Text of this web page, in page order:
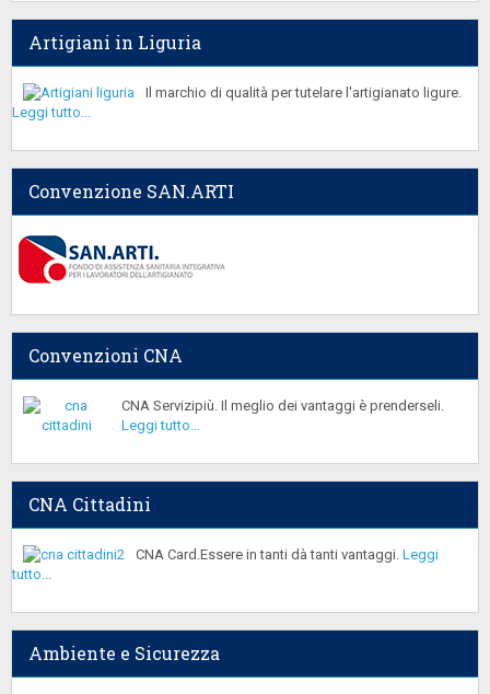
Artigiani in Liguria
Il marchio di qualità per tutelare l'artigianato ligure.
Leggi tutto...
Convenzione SAN.ARTI
Convenzioni CNA
CNA Servizipiù. Il meglio dei vantaggi è prenderseli.
Leggi tutto...
CNA Cittadini
CNA Card.Essere in tanti dà tanti vantaggi. Leggi
tutto...
Ambiente e Sicurezza